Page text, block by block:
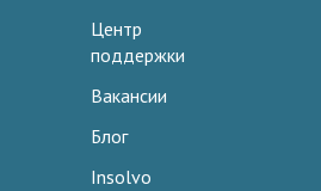
Центр
поддержки
Вакансии
Блог
Insolvo